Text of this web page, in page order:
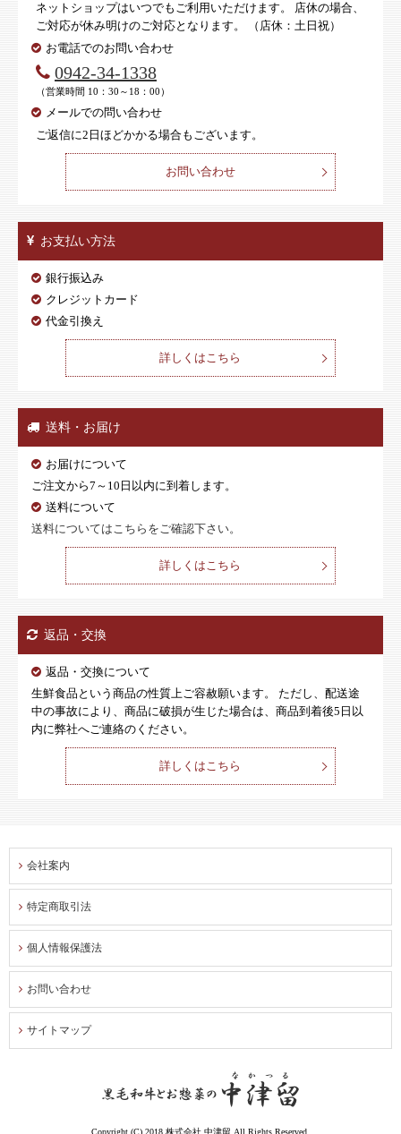
ネットショップはいつでもご利用いただけます。 店休の場合、
ご対応が休み明けのご対応となります。 （店休：土日祝）
お電話でのお問い合わせ
0942-34-1338
（営業時間 10：30～18：00）
メールでの問い合わせ
ご返信に2日ほどかかる場合もございます。
お問い合わせ
お支払い方法
銀行振込み
クレジットカード
代金引換え
詳しくはこちら
送料・お届け
お届けについて
ご注文から7～10日以内に到着します。
送料について
送料についてはこちらをご確認下さい。
詳しくはこちら
返品・交換
返品・交換について
生鮮食品という商品の性質上ご容赦願います。 ただし、配送途
中の事故により、商品に破損が生じた場合は、商品到着後5日以
内に弊社へご連絡のください。
詳しくはこちら
会社案内
特定商取引法
個人情報保護法
お問い合わせ
サイトマップ
Copyright (C) 2018 株式会社 中津留 All Rights Reserved.